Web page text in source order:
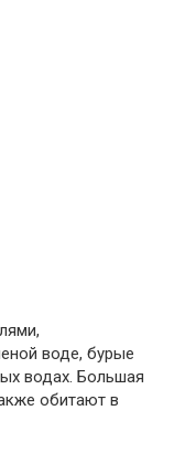
воде, бурые
водах. Большая
обитают в